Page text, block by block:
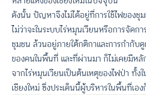
ดังนั้น ปัญหาจึงไม่ได้อยู่ที่การใช้ไฟของชุม
ไม่ว่าจะในระบบไร่หมุนเวียนหรือการจัดกา
ชุมชน ล้วนอยู่ภายใต้กติกาและการกำกับดู
ของคนในพื้นที่ และที่ผ่านมา ก็ไม่เคยมีหลั
จากไร่หมุนเวียนเป็นต้นเหตุของไฟป่า ทั้ง
เชียงใหม่ ซึ่งประเด็นนี้ผู้บริหารในพื้นที่เอ